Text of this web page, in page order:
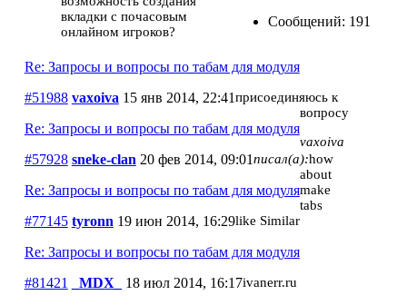
Сообщений: 191
Re: Запросы и вопросы по табам для модуля
#51988 vaxoiva 15 янв 2014, 22:41
Re: Запросы и вопросы по табам для модуля
#57928 sneke-clan 20 фев 2014, 09:01
Re: Запросы и вопросы по табам для модуля
#77145 tyronn 19 июн 2014, 16:29
Re: Запросы и вопросы по табам для модуля
#81421
_MDX_ 18 июл 2014, 16:17
вкладки с почасовым
онлайном игроков?
присоединяюсь к
вопросу
vaxoiva
писал(а):how
about
make
tabs
like Similar
ivanerr.ru